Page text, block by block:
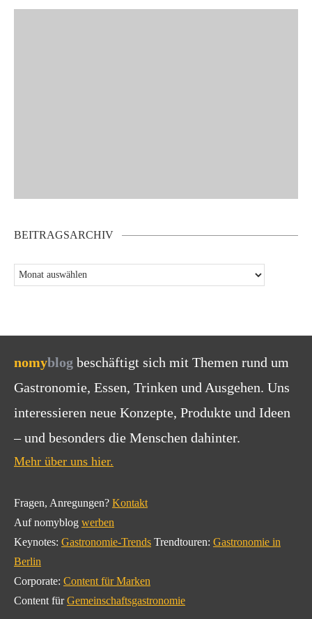
BEITRAGSARCHIV
nomyblog beschäftigt sich mit Themen rund um
Gastronomie, Essen, Trinken und Ausgehen. Uns
interessieren neue Konzepte, Produkte und Ideen
– und besonders die Menschen dahinter.
Mehr über uns hier.
Fragen, Anregungen? Kontakt
Auf nomyblog werben
Keynotes: Gastronomie-Trends Trendtouren: Gastronomie in
Berlin
Corporate: Content für Marken
Content fürGemeinschaftsgastronomie